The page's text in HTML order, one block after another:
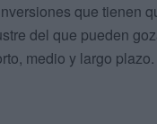
que tienen
del que pueden
medio y largo plazo.